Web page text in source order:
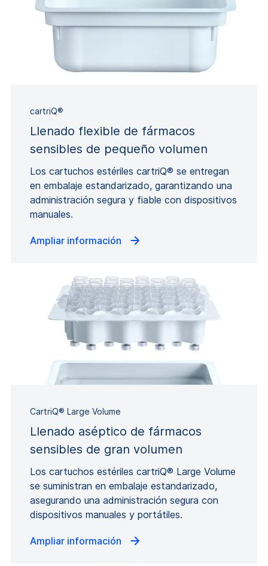
cartriQ®
Llenado flexible de fármacos
sensibles de pequeño volumen
Los cartuchos estériles cartriQ® se entregan
en embalaje estandarizado, garantizando una
administración segura y fiable con dispositivos
manuales.
Ampliar información
CartriQ® Large Volume
Llenado aséptico de fármacos
sensibles de gran volumen
Los cartuchos estériles cartriQ® Large Volume
se suministran en embalaje estandarizado,
asegurando una administración segura con
dispositivos manuales y portátiles.
Ampliar información